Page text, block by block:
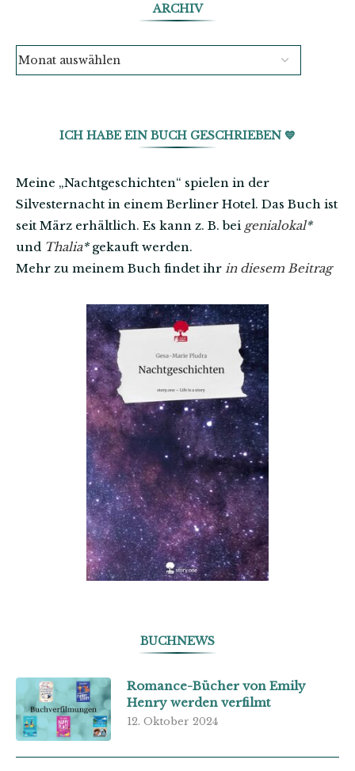
ARCHIV
ICH HABE EIN BUCH GESCHRIEBEN 💙
Meine „Nachtgeschichten“ spielen in der
Silvesternacht in einem Berliner Hotel. Das Buch ist
seit März erhältlich. Es kann z. B. bei genialokal*
und Thalia*gekauft werden.
Mehr zu meinem Buch findet ihr in diesem Beitrag
BUCHNEWS
Romance-Bücher von Emily
Henry werden verfilmt
12. Oktober 2024